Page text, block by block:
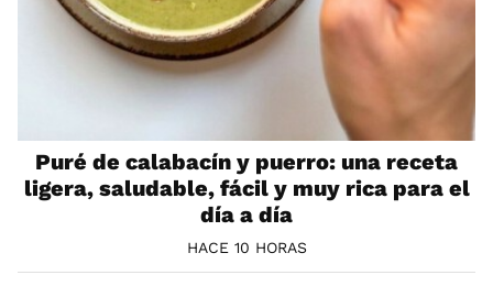
Puré de calabacín y puerro: una receta
ligera, saludable, fácil y muy rica para el
día a día
HACE 10 HORAS